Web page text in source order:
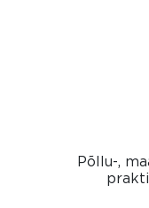
Põllu-,